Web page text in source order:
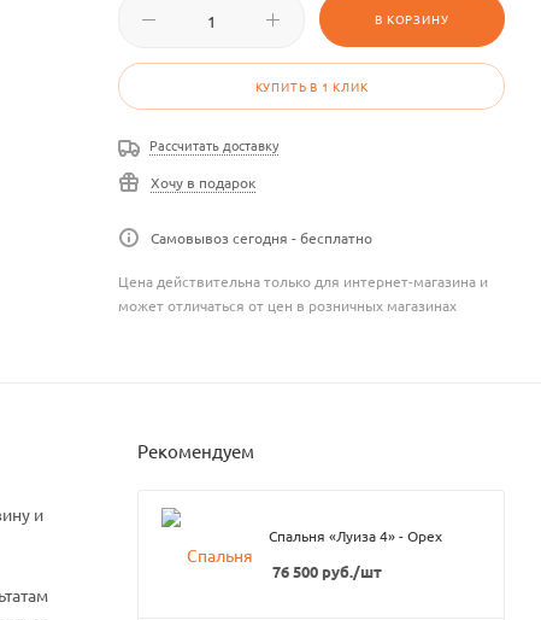
В КОРЗИНУ
КУПИТЬ В 1 КЛИК
Рассчитать доставку
Хочу в подарок
Самовывоз сегодня - бесплатно
Цена действительна только для интернет-магазина и
может отличаться от цен в розничных магазинах
и
Рекомендуем
Спальня «Луиза 4» - Орех
76 500 руб./шт